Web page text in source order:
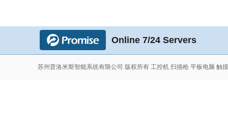
Online 7/24 Servers
苏州普洛米斯智能系统有限公司 版权所有 工控机 扫描枪 平板电脑 触